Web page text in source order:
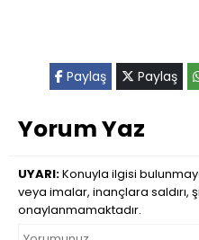
Paylaş Paylaş
Yorum Yaz
UYARI:Konuyla ilgisi
veya imalar, inançlara saldırı,
onaylanmamaktadır.